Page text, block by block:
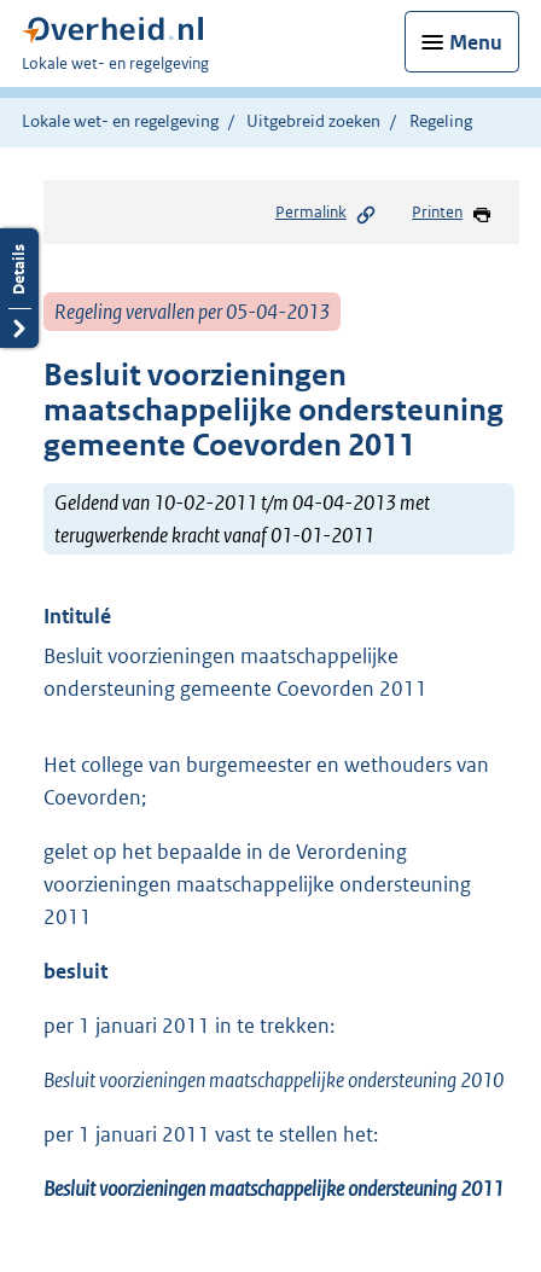
Menu
U
bent
hier:
Lokale wet- en regelgeving
Lokale wet- en regelgeving Uitgebreid zoeken Regeling
Permalink Printen
Regeling vervallen per 05-04-2013
Besluit voorzieningen
maatschappelijke ondersteuning
gemeente Coevorden 2011
Geldend van 10-02-2011 t/m 04-04-2013 met
terugwerkende kracht vanaf 01-01-2011
Intitulé
Besluit voorzieningen maatschappelijke
ondersteuning gemeente Coevorden 2011
Het college van burgemeester en wethouders van
Coevorden;
gelet op het bepaalde in de Verordening
voorzieningen maatschappelijke ondersteuning
2011
besluit
per 1 januari 2011 in te trekken:
Besluit voorzieningen maatschappelijke ondersteuning 2010
per 1 januari 2011 vast te stellen het:
Besluit voorzieningen maatschappelijke ondersteuning 2011